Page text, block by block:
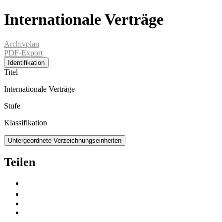
Internationale Verträge
Archivplan
PDF-Export
Identifikation
Titel
Internationale Verträge
Stufe
Klassifikation
Untergeordnete Verzeichnungseinheiten
Teilen